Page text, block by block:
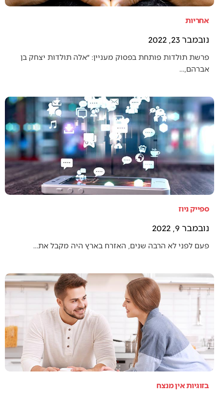
אחריות
נובמבר 23, 2022
פרשת תולדות פותחת בפסוק מעניין: ״אלה תולדות יצחק בן
אברהם,…
ספייק ניוז
נובמבר 9, 2022
פעם לפני לא הרבה שנים, האזרח בארץ היה מקבל את…
בזוגיות אין מנצח